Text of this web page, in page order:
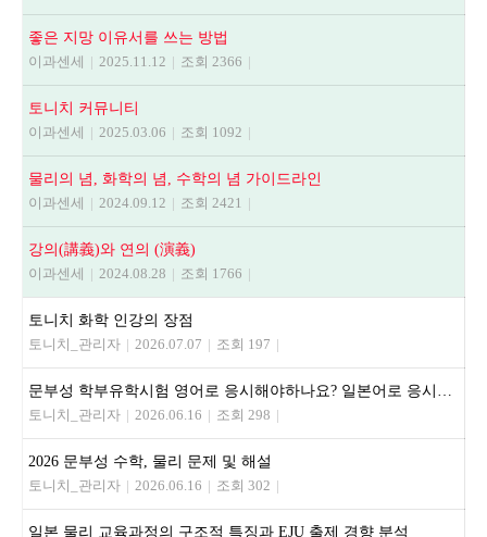
좋은 지망 이유서를 쓰는 방법
이과센세 | 2025.11.12 | 조회 2366 |
토니치 커뮤니티
이과센세 | 2025.03.06 | 조회 1092 |
물리의 념, 화학의 념, 수학의 념 가이드라인
이과센세 | 2024.09.12 | 조회 2421 |
강의(講義)와 연의 (演義)
이과센세 | 2024.08.28 | 조회 1766 |
토니치 화학 인강의 장점
토니치_관리자 | 2026.07.07 | 조회 197 |
토니치_관리자 | 2026.06.16 | 조회 298 |
2026 문부성 수학, 물리 문제 및 해설
토니치_관리자 | 2026.06.16 | 조회 302 |
일본 물리 교육과정의 구조적 특징과 EJU 출제 경향 분석